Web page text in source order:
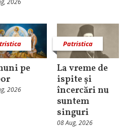
2026
pe
2026
Patristica
La vreme de
ispite și
încercări nu
suntem
singuri
08 Aug, 2026